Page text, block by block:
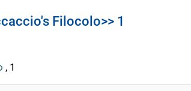
Filocolo>> 1
, 1